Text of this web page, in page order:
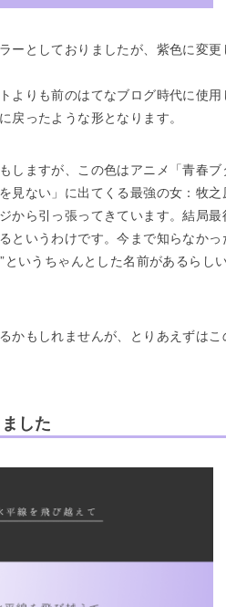
ーとしておりましたが、紫色に変更
よりも前のはてなブログ時代に使用
戻ったような形となります。
しますが、この色はアニメ「青春ブ
見ない」に出てくる最強の女：牧之
から引っ張ってきています。結局最
というわけです。今まで知らなかっ
いうちゃんとした名前があるらし
かもしれませんが、とりあえずはこ
した